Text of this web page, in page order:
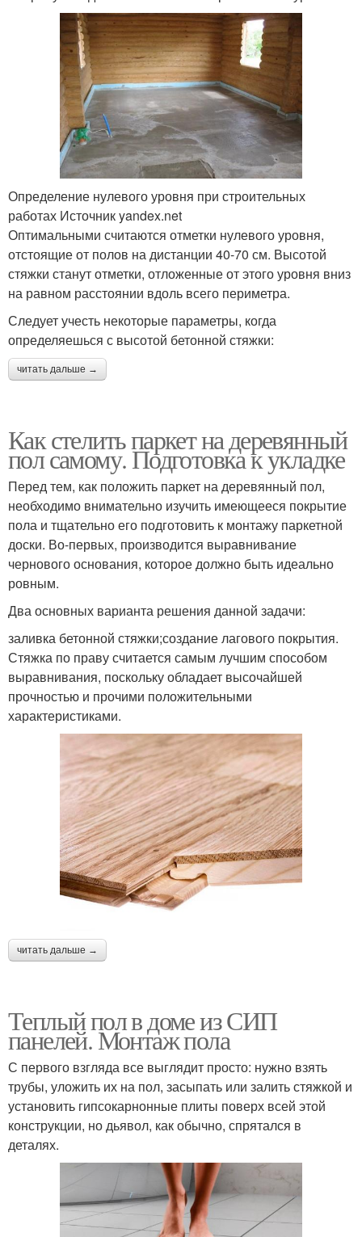
Определение нулевого уровня при строительных
работах Источник yandex.net
Оптимальными считаются отметки нулевого уровня,
отстоящие от полов на дистанции 40-70 см. Высотой
стяжки станут отметки, отложенные от этого уровня вниз
на равном расстоянии вдоль всего периметра.
Следует учесть некоторые параметры, когда
определяешься с высотой бетонной стяжки:
читать дальше →
Как стелить паркет на деревянный
пол самому. Подготовка к укладке
Перед тем, как положить паркет на деревянный пол,
необходимо внимательно изучить имеющееся покрытие
пола и тщательно его подготовить к монтажу паркетной
доски. Во-первых, производится выравнивание
чернового основания, которое должно быть идеально
ровным.
Два основных варианта решения данной задачи:
заливка бетонной стяжки;создание лагового покрытия.
Стяжка по праву считается самым лучшим способом
выравнивания, поскольку обладает высочайшей
прочностью и прочими положительными
характеристиками.
читать дальше →
Теплый пол в доме из СИП
панелей. Монтаж пола
С первого взгляда все выглядит просто: нужно взять
трубы, уложить их на пол, засыпать или залить стяжкой и
установить гипсокарнонные плиты поверх всей этой
конструкции, но дьявол, как обычно, спрятался в
деталях.